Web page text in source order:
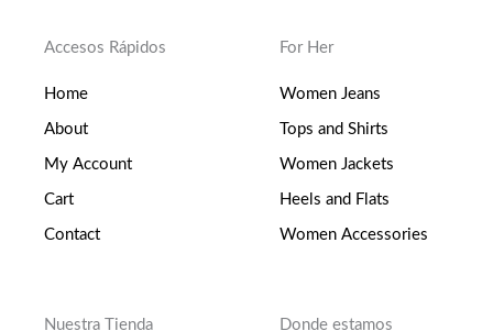
Accesos Rápidos
Home
About
My Account
Cart
Contact
For Her
Women Jeans
Tops and Shirts
Women Jackets
Heels and Flats
Women Accessories
Nuestra Tienda Donde estamos